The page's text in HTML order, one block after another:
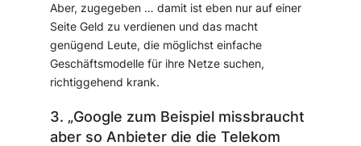
Aber, zugegeben … damit ist eben nur auf einer
Seite Geld zu verdienen und das macht
genügend Leute, die möglichst einfache
Geschäftsmodelle für ihre Netze suchen,
richtiggehend krank.
3. „Google zum Beispiel missbraucht
aber so Anbieter die die Telekom